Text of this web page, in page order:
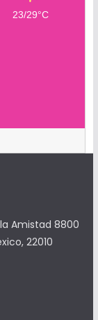
23/29°C
Amistad 8800
22010